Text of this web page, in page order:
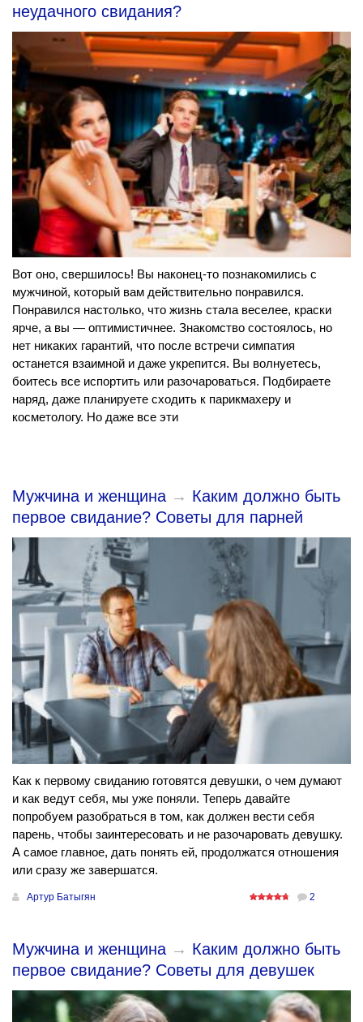
неудачного свидания?
Вот оно, свершилось! Вы наконец-то познакомились с
мужчиной, который вам действительно понравился.
Понравился настолько, что жизнь стала веселее, краски
ярче, а вы — оптимистичнее. Знакомство состоялось, но
нет никаких гарантий, что после встречи симпатия
останется взаимной и даже укрепится. Вы волнуетесь,
боитесь все испортить или разочароваться. Подбираете
наряд, даже планируете сходить к парикмахеру и
косметологу. Но даже все эти
Мужчина и женщина → Каким должно быть
первое свидание? Советы для парней
Как к первому свиданию готовятся девушки, о чем думают
и как ведут себя, мы уже поняли. Теперь давайте
попробуем разобраться в том, как должен вести себя
парень, чтобы заинтересовать и не разочаровать девушку.
А самое главное, дать понять ей, продолжатся отношения
или сразу же завершатся.
Артур Батыгян 2
Мужчина и женщина → Каким должно быть
первое свидание? Советы для девушек